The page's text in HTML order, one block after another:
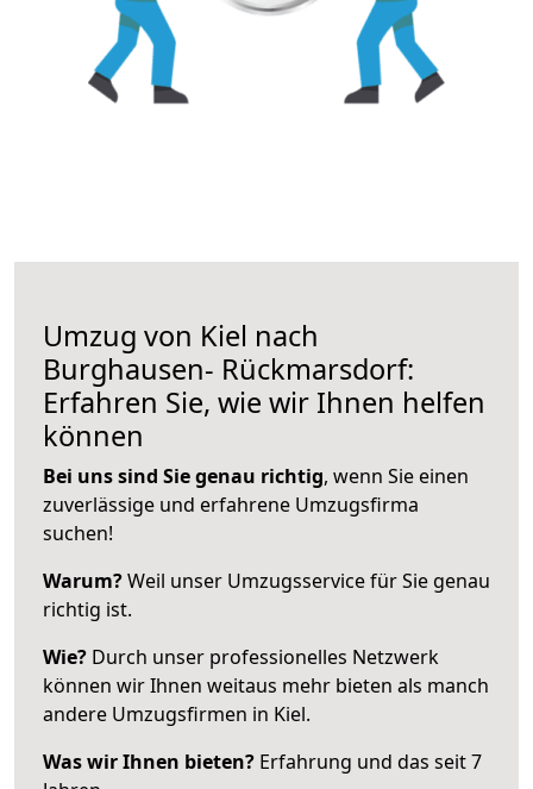
Umzug von Kiel nach
Burghausen- Rückmarsdorf:
Erfahren Sie, wie wir Ihnen helfen
können
Bei uns sind Sie genau richtig, wenn Sie einen
zuverlässige und erfahrene Umzugsfirma
suchen!
Warum?Weil unser Umzugsservice für Sie genau
richtig ist.
Wie? Durch unser professionelles Netzwerk
können wir Ihnen weitaus mehr bieten als manch
andere Umzugsfirmen in Kiel.
Was wir Ihnen bieten? Erfahrung und das seit 7